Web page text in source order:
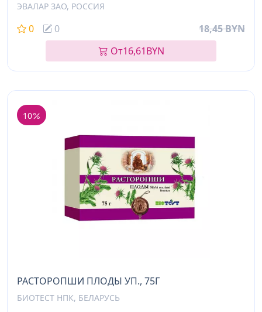
ЭВАЛАР ЗАО, РОССИЯ
0 0
18,45 BYN
От16,61BYN
10
РАСТОРОПШИ ПЛОДЫ УП., 75Г
БИОТЕСТ НПК, БЕЛАРУСЬ